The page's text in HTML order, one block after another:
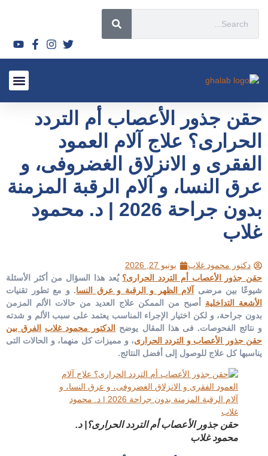
حقن جذور الأعصاب أم التردد
الحرارى؟ علاج آلام العمود
الفقرى و الانزلاق الغضروفى، و
عرق النسا، و آلام الرقبة المزمنة
بدون جراحة 2026 | د. محمود
غلاب
دكتور محمود غلاب
يونيو 27, 2026
حقن جذور الأعصاب أم التردد الحرارى؟ يُعد هذا السؤال من أكثر الأسئلة
شيوعًا بين مرضى
آلام الظهر و الرقبة و عرق النسا. و مع تطور تقنيات
الأشعة التداخلية أصبح من الممكن علاج العديد من حالات الألم المزمن
بدون جراحة، و لكن اختيار الإجراء المناسب يعتمد على سبب الألم و شدته
و نتائج الفحوصات. فى هذا المقال يوضح
الدكتور محمود غلاب
الفرق بين
حقن جذور الأعصاب و التردد الحرارى، و مميزات كل منهما، و الحالات التى
يناسبها كل علاج للوصول إلى أفضل النتائج.
حقن جذور الأعصاب أم التردد الحرارى؟| د.
محمود غلاب